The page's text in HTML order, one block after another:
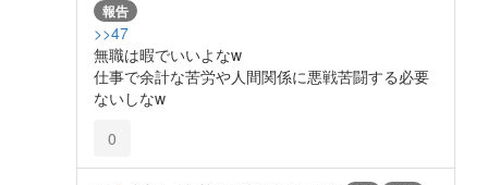
報告
>>47
無職は暇でいいよなw
仕事で余計な苦労や人間関係に悪戦苦闘する必要
ないしなw
0